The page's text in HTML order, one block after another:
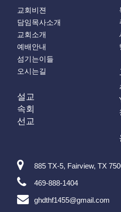
교회비젼
담임목사소개
교회소개
예배안내
섬기는이들
오시는길
설교
속회
선교
885 TX-5, Fairview, TX
469-888-1404
ghdthf1455@gmail.com